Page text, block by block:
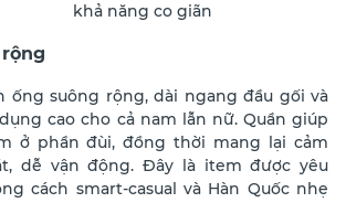
khả năng co giãn
ống suông rộng, dài ngang đầu gối và
cao cho cả nam lẫn nữ. Quần giúp
ở phần đùi, đồng thời mang lại cảm
dễ vận động. Đây là item được yêu
cách smart-casual và Hàn Quốc nhẹ